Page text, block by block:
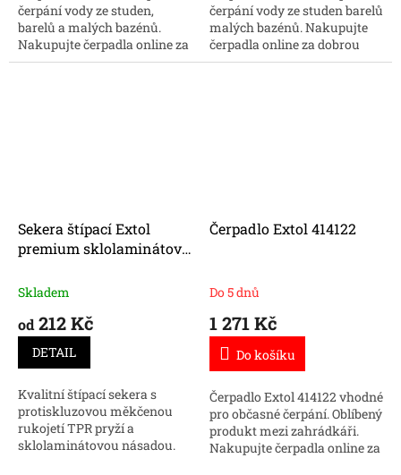
čerpání vody ze studen,
barelů a malých bazénů.
Nakupujte čerpadla online za
dobrou cenu.
čerpání vody ze studen barelů
malých bazénů. Nakupujte
čerpadla online za dobrou
cenu.
Sekera štípací Extol
premium sklolaminátová
Skladem
od212 Kč
DETAIL
Kvalitní štípací sekera s
protiskluzovou měkčenou
rukojetí TPR pryží a
sklolaminátovou násadou.
Čerpadlo Extol 414122
Do 5 dnů
1 271 Kč
Do košíku
Čerpadlo Extol 414122 vhodné
pro občasné čerpání. Oblíbený
produkt mezi zahrádkáři.
Nakupujte čerpadla online za